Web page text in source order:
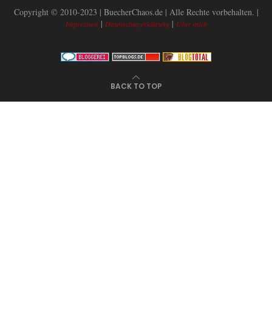
Copyright © 2010-2023 | BuecherChaos.de | Alle Rechte vorbehalten. |
Impressum | Datenschutzerklärung| Über mich
BACK TO TOP